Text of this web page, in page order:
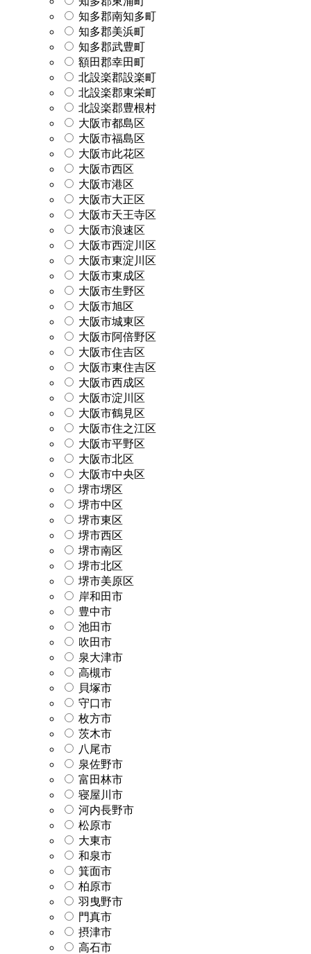
知多郡南知多町
知多郡美浜町
知多郡武豊町
額田郡幸田町
北設楽郡設楽町
北設楽郡東栄町
北設楽郡豊根村
大阪市都島区
大阪市福島区
大阪市此花区
大阪市西区
大阪市港区
大阪市大正区
大阪市天王寺区
大阪市浪速区
大阪市西淀川区
大阪市東淀川区
大阪市東成区
大阪市生野区
大阪市旭区
大阪市城東区
大阪市阿倍野区
大阪市住吉区
大阪市東住吉区
大阪市西成区
大阪市淀川区
大阪市鶴見区
大阪市住之江区
大阪市平野区
大阪市北区
大阪市中央区
堺市堺区
堺市中区
堺市東区
堺市西区
堺市南区
堺市北区
堺市美原区
岸和田市
豊中市
池田市
吹田市
泉大津市
高槻市
貝塚市
守口市
枚方市
茨木市
八尾市
泉佐野市
富田林市
寝屋川市
河内長野市
松原市
大東市
和泉市
箕面市
柏原市
羽曳野市
門真市
摂津市
高石市